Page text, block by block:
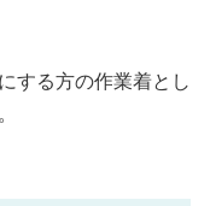
する方の作業着とし